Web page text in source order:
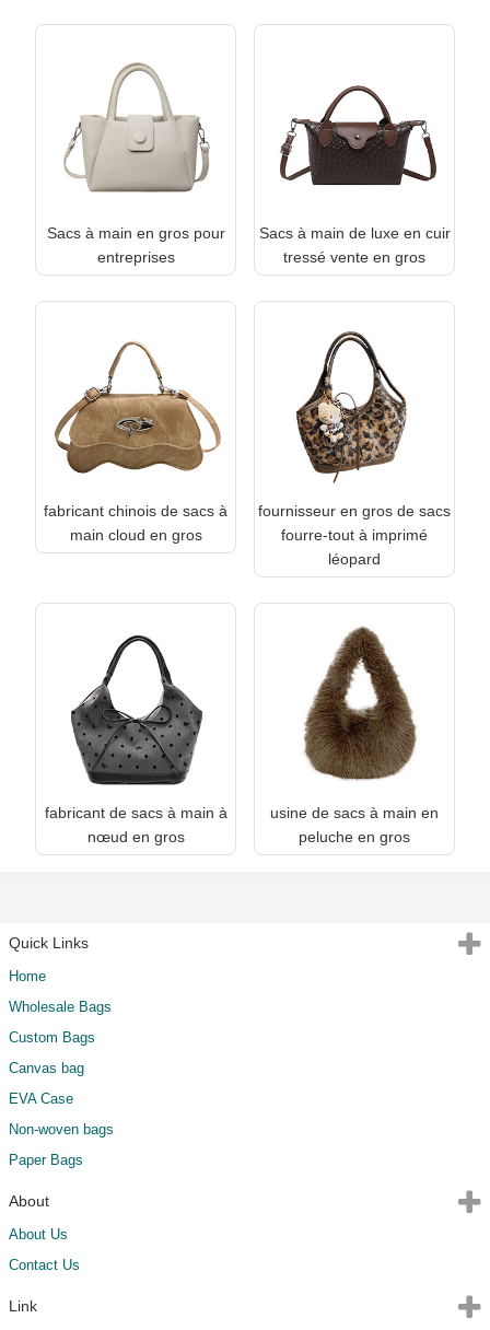
Sacs à main en gros pour
entreprises
Sacs à main de luxe en cuir
tressé vente en gros
fabricant chinois de sacs à
main cloud en gros
fournisseur en gros de sacs
fourre-tout à imprimé
léopard
fabricant de sacs à main à
nœud en gros
usine de sacs à main en
peluche en gros
Quick Links
Home
Wholesale Bags
Custom Bags
Canvas bag
EVA Case
Non-woven bags
Paper Bags
About
About Us
Contact Us
Link